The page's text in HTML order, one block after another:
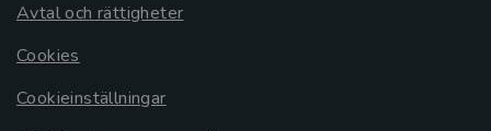
Avtal och rättigheter
Cookies
Cookieinställningar